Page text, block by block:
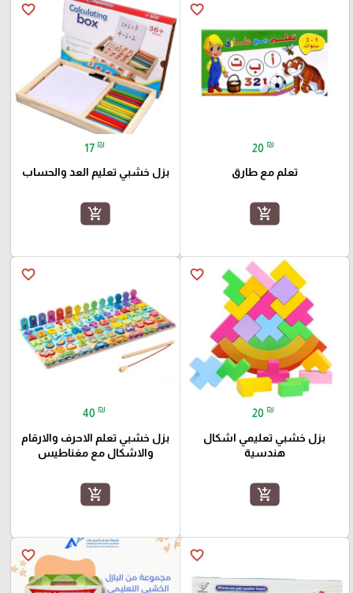
favorite_border
20 ₪
تعلم مع طارق
add_shopping_cart
favorite_border
17 ₪
بزل خشبي تعليم العد والحساب
add_shopping_cart
favorite_border
20 ₪
بزل خشبي تعليمي اشكال
هندسية
add_shopping_cart
favorite_border
40 ₪
بزل خشبي تعلم الاحرف والارقام
والاشكال مع مغناطيس
add_shopping_cart
favorite_border
favorite_border